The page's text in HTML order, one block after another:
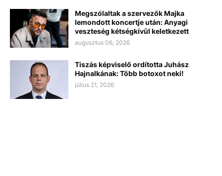
Megszólaltak a szervezők Majka
lemondott koncertje után: Anyagi
veszteség kétségkívül keletkezett
augusztus 06, 2026
Tiszás képviselő ordította Juhász
Hajnalkának: Több botoxot neki!
július 21, 2026